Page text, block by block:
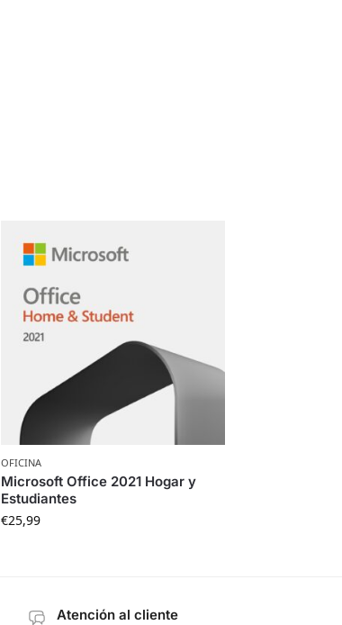
OFICINA
Microsoft Office 2021 Hogar y
Estudiantes
€25,99
Atención al cliente